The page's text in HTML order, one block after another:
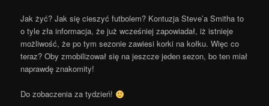
Jak żyć? Jak się cieszyć futbolem? Kontuzja Steve’a Smitha to
o tyle zła informacja, że już wcześniej zapowiadał, iż istnieje
możliwość, że po tym sezonie zawiesi korki na kołku. Więc co
teraz? Oby zmobilizował się na jeszcze jeden sezon, bo ten miał
naprawdę znakomity!
Do zobaczenia za tydzień!